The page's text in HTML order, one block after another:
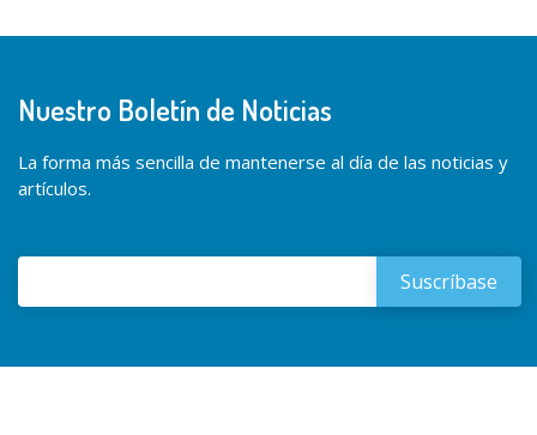
Nuestro Boletín de Noticias
La forma más sencilla de mantenerse al día de las noticias y
artículos.